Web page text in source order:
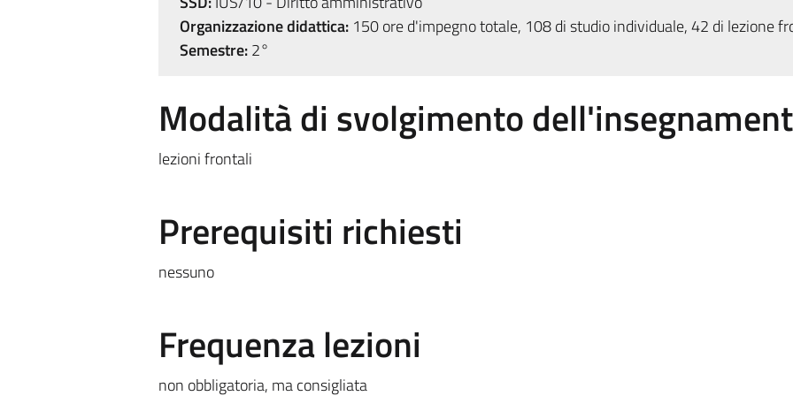
Organizzazione didattica:150 ore d'impegno totale, 108 di studio individuale, 42 di lezione
Semestre:2°
Modalità di svolgimento
lezioni frontali
Prerequisiti richiesti
nessuno
Frequenza lezioni
non obbligatoria, ma consigliata